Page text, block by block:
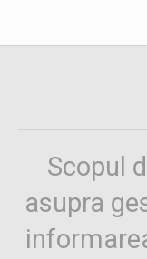
Scopul
asupra